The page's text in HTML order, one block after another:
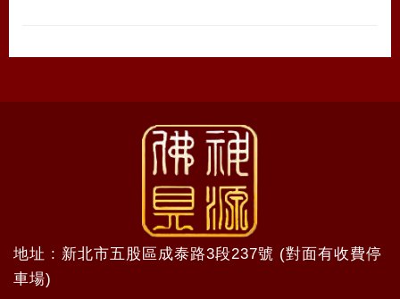
地址 : 新北市五股區成泰路3段237號 (對面有收費停
車場)